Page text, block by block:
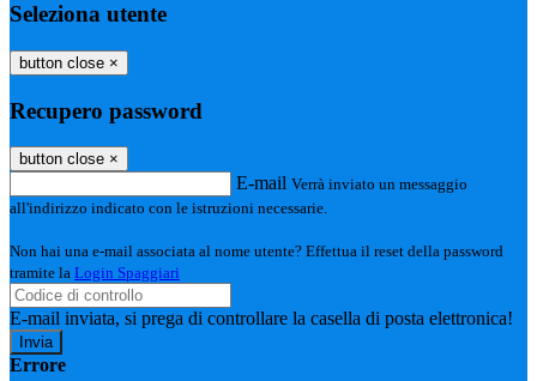
Seleziona utente
button close ×
Recupero password
button close ×
E-mail Verrà inviato un messaggio
all'indirizzo indicato con le istruzioni necessarie.
Non hai una e-mail associata al nome utente? Effettua il reset della password
tramite la Login Spaggiari
E-mail inviata, si prega di controllare la casella di posta elettronica!
Errore